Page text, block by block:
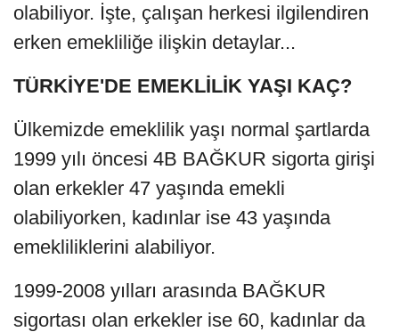
olabiliyor. İşte, çalışan herkesi ilgilendiren
erken emekliliğe ilişkin detaylar...
TÜRKİYE'DE EMEKLİLİK YAŞI KAÇ?
Ülkemizde emeklilik yaşı normal şartlarda
1999 yılı öncesi 4B BAĞKUR sigorta girişi
olan erkekler 47 yaşında emekli
olabiliyorken, kadınlar ise 43 yaşında
emekliliklerini alabiliyor.
1999-2008 yılları arasında BAĞKUR
sigortası olan erkekler ise 60, kadınlar da